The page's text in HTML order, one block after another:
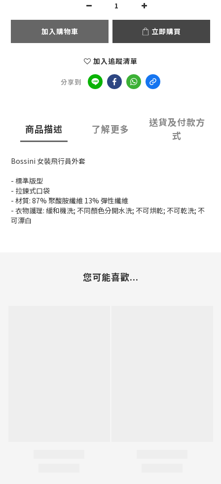
加入購物車 立即購買
加入追蹤清單
分享到
商品描述 了解更多
送貨及付款方
式
Bossini 女裝飛行員外套
- 標準版型
- 拉鍊式口袋
- 材質: 87% 聚酸胺纖維 13% 彈性纖維
- 衣物護理: 緩和機洗; 不同顏色分開水洗; 不可烘乾; 不可乾洗; 不
可漂白
您可能喜歡...